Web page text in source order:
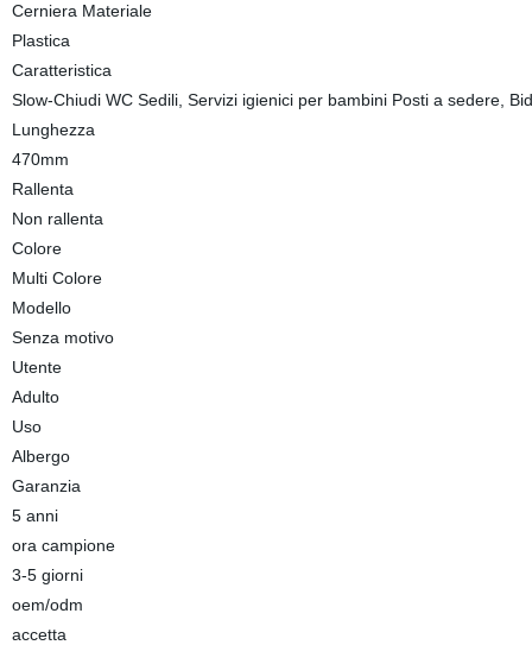
Cerniera Materiale
Plastica
Caratteristica
Slow-Chiudi WC Sedili, Servizi igienici per bambini Posti a sedere,
Lunghezza
470mm
Rallenta
Non rallenta
Colore
Multi Colore
Modello
Senza motivo
Utente
Adulto
Uso
Albergo
Garanzia
5 anni
ora campione
3-5 giorni
oem/odm
accetta